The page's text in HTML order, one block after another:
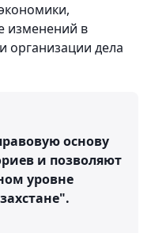
изменений в
организации дела
основу
и позволяют
уровне